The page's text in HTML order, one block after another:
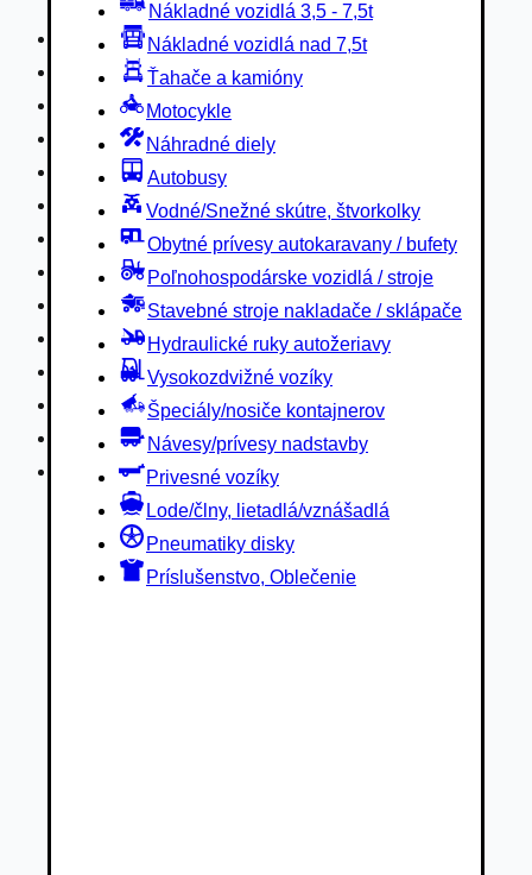
Nákladné vozidlá 3,5 - 7,5t
Nákladné vozidlá nad 7,5t
Ťahače a kamióny
Motocykle
Náhradné diely
Autobusy
Vodné/Snežné skútre, štvorkolky
Obytné prívesy autokaravany / bufety
Poľnohospodárske vozidlá / stroje
Stavebné stroje nakladače / sklápače
Hydraulické ruky autožeriavy
Vysokozdvižné vozíky
Špeciály/nosiče kontajnerov
Návesy/prívesy nadstavby
Privesné vozíky
Lode/člny, lietadlá/vznášadlá
Pneumatiky disky
Príslušenstvo, Oblečenie
Náhradné diely
Autobusy
Vodné/Snežné skútre, štvorkolky
Obytné prívesy autokaravany / bufety
Poľnohospodárske vozidlá / stroje
Stavebné stroje nakladače / sklápače
Hydraulické ruky autožeriavy
Vysokozdvižné vozíky
Špeciály/nosiče kontajnerov
Návesy/prívesy nadstavby
Privesné vozíky
Lode/člny, lietadlá/vznášadlá
Pneumatiky disky
Príslušenstvo, Oblečenie